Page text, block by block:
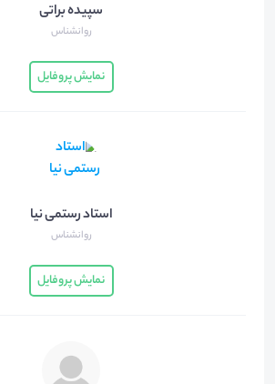
سپیده براتی
روانشناس
نمایش پروفایل
استاد رستمی نیا
روانشناس
نمایش پروفایل